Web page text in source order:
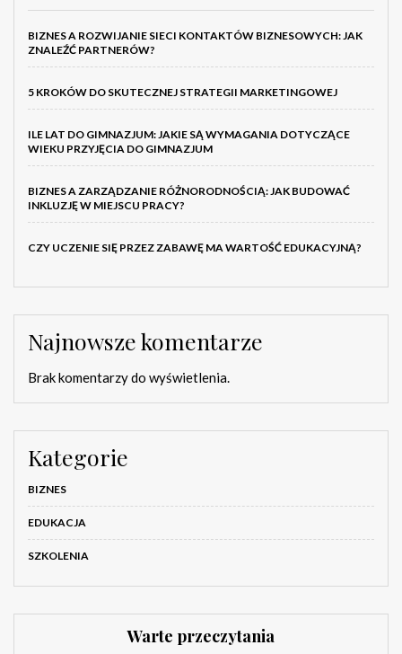
BIZNES A ROZWIJANIE SIECI KONTAKTÓW BIZNESOWYCH: JAK
ZNALEŹĆ PARTNERÓW?
5 KROKÓW DO SKUTECZNEJ STRATEGII MARKETINGOWEJ
ILE LAT DO GIMNAZJUM: JAKIE SĄ WYMAGANIA DOTYCZĄCE
WIEKU PRZYJĘCIA DO GIMNAZJUM
BIZNES A ZARZĄDZANIE RÓŻNORODNOŚCIĄ: JAK BUDOWAĆ
INKLUZJĘ W MIEJSCU PRACY?
CZY UCZENIE SIĘ PRZEZ ZABAWĘ MA WARTOŚĆ EDUKACYJNĄ?
Najnowsze komentarze
Brak komentarzy do wyświetlenia.
Kategorie
BIZNES
EDUKACJA
SZKOLENIA
Warte przeczytania